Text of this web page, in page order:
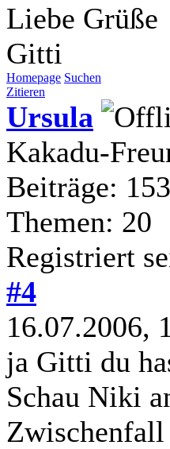
Liebe Grüße
Gitti
Homepage Suchen
Zitieren
Ursula
Kakadu-
Beiträge: 153
Themen: 20
Registriert
#4
16.07.2006,
ja Gitti du
Schau Niki
Zwischenfall